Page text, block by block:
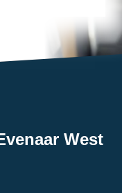
West